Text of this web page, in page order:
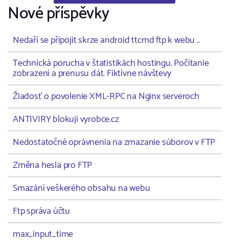
Nové příspěvky
Nedaří se připojit skrze android ttcmd ftp k webu ..
Technická porucha v štatistikách hostingu. Počítanie
zobrazení a prenusu dát. Fiktívne návštevy
Žiadosť o povolenie XML-RPC na Nginx serveroch
ANTIVIRY blokuji vyrobce.cz
Nedostatočné oprávnenia na zmazanie súborov v FTP
Změna hesla pro FTP
Smazání veškerého obsahu na webu
Ftp správa účtu
max_input_time